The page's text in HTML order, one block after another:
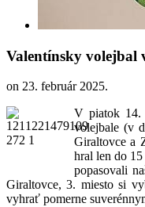
Valentínsky volejbal
on 23. február 2025.
V piatok 14.
volejbale (v
Giraltovce a
hral len do
popasovali
Giraltovce, 3. miesto si
vyhrať pomerne